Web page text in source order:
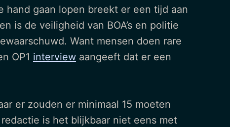
hand gaan lopen breekt er een tijd aan
is de veiligheid van BOA’s en politie
Want mensen doen rare
OP1 interview aangeeft dat er een
er zouden er minimaal 15 moeten
is het blijkbaar niet eens met